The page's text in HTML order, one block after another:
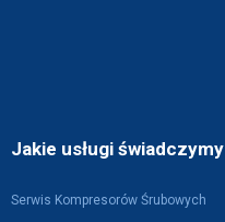
Jakie usługi świadczymy
Serwis Kompresorów Śrubowych